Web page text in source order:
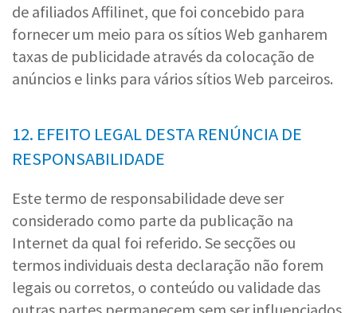
de afiliados Affilinet, que foi concebido para
fornecer um meio para os sítios Web ganharem
taxas de publicidade através da colocação de
anúncios e links para vários sítios Web parceiros.
12. EFEITO LEGAL DESTA RENÚNCIA DE
RESPONSABILIDADE
Este termo de responsabilidade deve ser
considerado como parte da publicação na
Internet da qual foi referido. Se secções ou
termos individuais desta declaração não forem
legais ou corretos, o conteúdo ou validade das